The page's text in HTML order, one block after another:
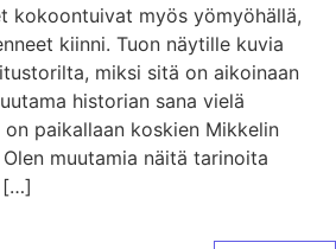
kokoontuivat myös yömyöhällä,
kiinni. Tuon näytille kuvia
miksi sitä on aikoinaan
historian sana vielä
paikallaan koskien Mikkelin
muutamia näitä tarinoita
[…]